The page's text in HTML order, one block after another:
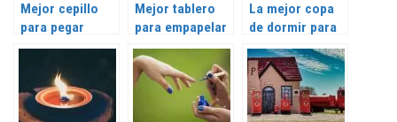
Mejor cepillo
para pegar
tapices >
prueba y reseña
Mejor tablero
para empapelar
> Prueba,
revisión y
comparación
La mejor copa
de dormir para
mujeres >
Prueba, reseña
y comparación